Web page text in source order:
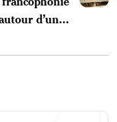
d’un...